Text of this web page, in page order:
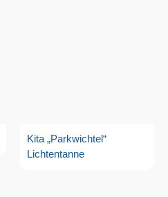
Kita „Parkwichtel“
Lichtentanne